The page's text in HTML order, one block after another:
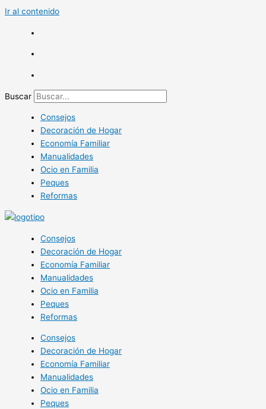
Ir al contenido
Buscar
Consejos
Decoración de Hogar
Economía Familiar
Manualidades
Ocio en Familia
Peques
Reformas
Consejos
Decoración de Hogar
Economía Familiar
Manualidades
Ocio en Familia
Peques
Reformas
Consejos
Decoración de Hogar
Economía Familiar
Manualidades
Ocio en Familia
Peques